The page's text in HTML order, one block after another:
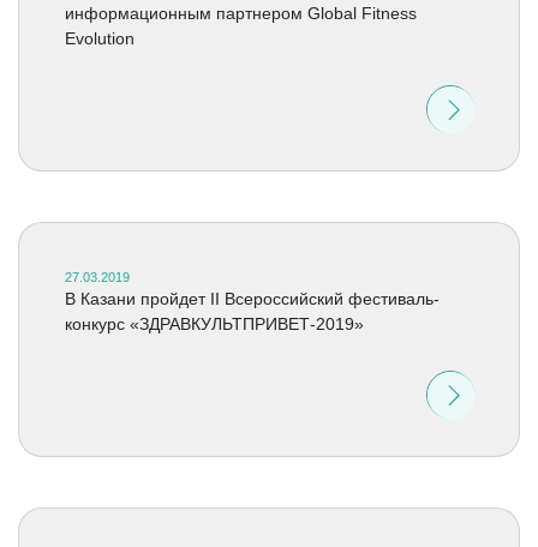
информационным партнером Global Fitness
Evolution
27.03.2019
В Казани пройдет II Всероссийский фестиваль-
конкурс «ЗДРАВКУЛЬТПРИВЕТ-2019»